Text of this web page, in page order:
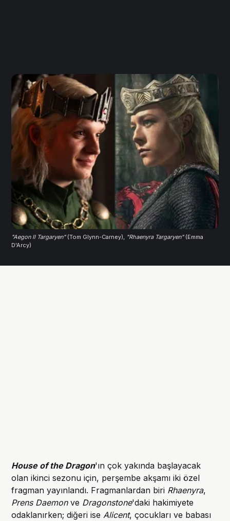
"Aegon II Targaryen" (Tom Glynn-Carney), "Rhaenyra Targaryen" (Emma
D'Arcy)
House of the Dragon'ın çok yakında başlayacak
olan ikinci sezonu için, perşembe akşamı iki özel
fragman yayınlandı. Fragmanlardan biri Rhaenyra,
Prens Daemonve Dragonstone'daki hakimiyete
odaklanırken; diğeri ise Alicent, çocukları ve babası